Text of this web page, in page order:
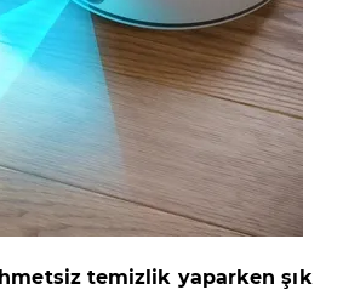
temizlik yaparken şık